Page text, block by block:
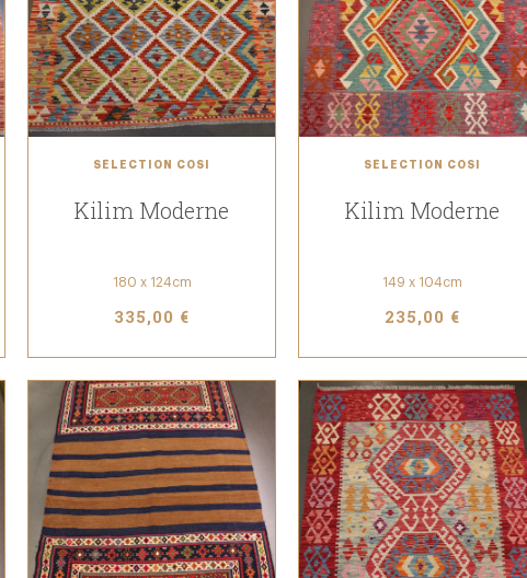
SÉLECTION COSI
Kilim Moderne
180 x 124cm
335,00 €
SÉLECTION COSI
Kilim Moderne
149 x 104cm
235,00 €